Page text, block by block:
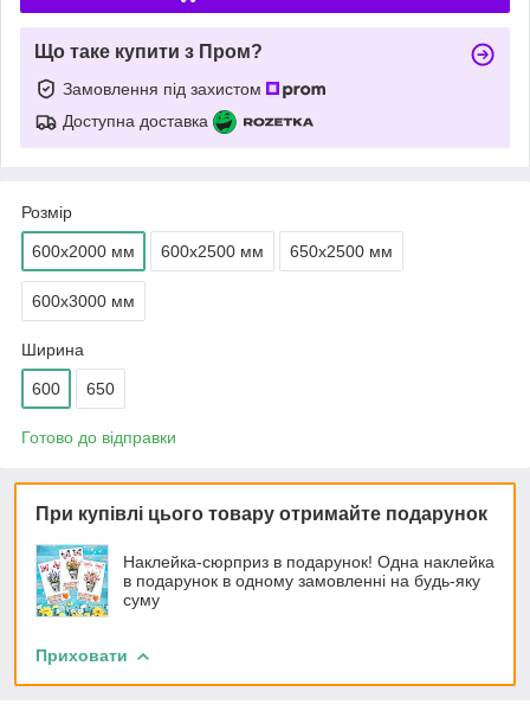
Що таке купити з Пром?
Замовлення під захистом
Доступна доставка
Розмір
600х2000 мм 600х2500 мм 650х2500 мм
600х3000 мм
Ширина
600 650
Готово до відправки
При купівлі цього товару отримайте подарунок
Наклейка-сюрприз в подарунок! Одна наклейка
в подарунок в одному замовленні на будь-яку
суму
Приховати